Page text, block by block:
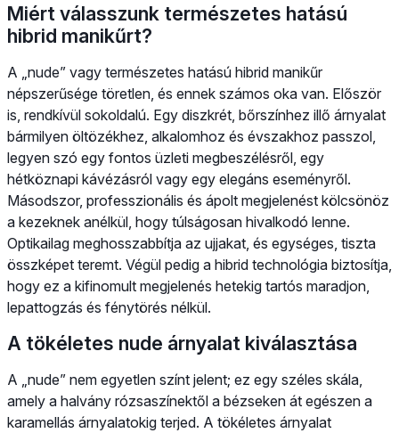
Miért válasszunk természetes hatású
hibrid manikűrt?
A „nude” vagy természetes hatású hibrid manikűr
népszerűsége töretlen, és ennek számos oka van. Először
is, rendkívül sokoldalú. Egy diszkrét, bőrszínhez illő árnyalat
bármilyen öltözékhez, alkalomhoz és évszakhoz passzol,
legyen szó egy fontos üzleti megbeszélésről, egy
hétköznapi kávézásról vagy egy elegáns eseményről.
Másodszor, professzionális és ápolt megjelenést kölcsönöz
a kezeknek anélkül, hogy túlságosan hivalkodó lenne.
Optikailag meghosszabbítja az ujjakat, és egységes, tiszta
összképet teremt. Végül pedig a hibrid technológia biztosítja,
hogy ez a kifinomult megjelenés hetekig tartós maradjon,
lepattogzás és fénytörés nélkül.
A tökéletes nude árnyalat kiválasztása
A „nude” nem egyetlen színt jelent; ez egy széles skála,
amely a halvány rózsaszínektől a bézseken át egészen a
karamellás árnyalatokig terjed. A tökéletes árnyalat